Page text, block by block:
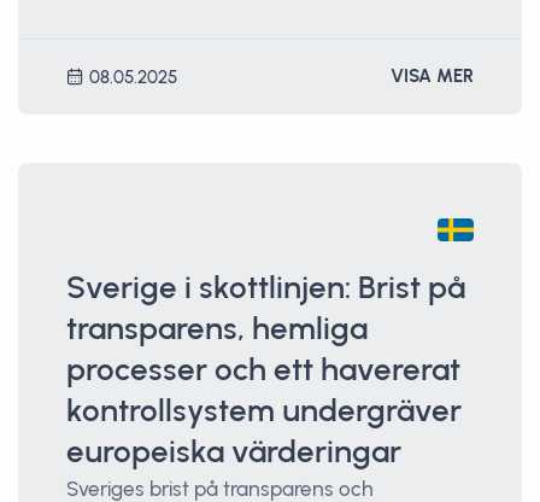
08.05.2025 VISA MER
Sverige i skottlinjen: Brist på
transparens, hemliga
processer och ett havererat
kontrollsystem undergräver
europeiska värderingar
Sveriges brist på transparens och